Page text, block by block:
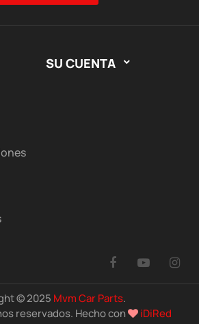
SU CUENTA 
Facebook
© 2025 Mvm Car Parts.
reservados. Hecho con
iDiRed